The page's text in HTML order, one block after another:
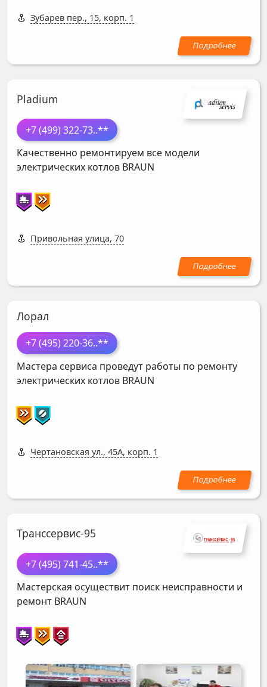
Зубарев пер., 15, корп. 1
Pladium
+7 (499) 322-73..**
Качественно ремонтируем все модели
электрических котлов BRAUN
Привольная улица, 70
Лорал
+7 (495) 220-36..**
Мастера сервиса проведут работы по ремонту
электрических котлов BRAUN
Чертановская ул., 45А, корп. 1
Транссервис-95
+7 (495) 741-45..**
Мастерская осуществит поиск неисправности и
ремонт BRAUN